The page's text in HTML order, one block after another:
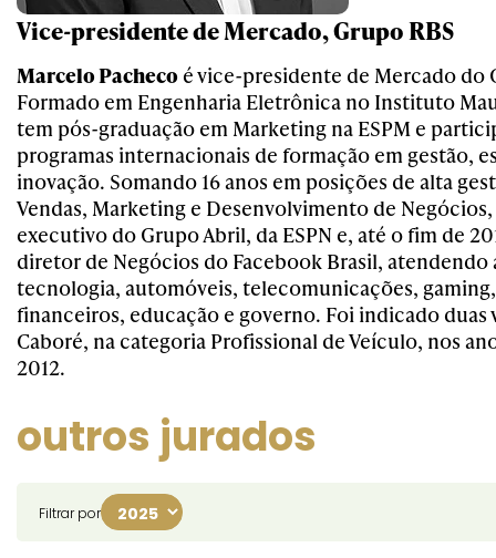
Vice-presidente de Mercado, Grupo RBS
Marcelo Pacheco é vice-presidente de Mercado do
Formado em Engenharia Eletrônica no Instituto
tem pós-graduação em Marketing na ESPM e
programas internacionais de formação em gestão,
inovação. Somando 16 anos em posições de alta
Vendas, Marketing e Desenvolvimento de
executivo do Grupo Abril, da ESPN e, até o fim de
diretor de Negócios do Facebook Brasil, atendendo
tecnologia, automóveis, telecomunicações,
financeiros, educação e governo. Foi indicado duas
Caboré, na categoria Profissional de Veículo, nos
2012.
outros jurados
Filtrar por